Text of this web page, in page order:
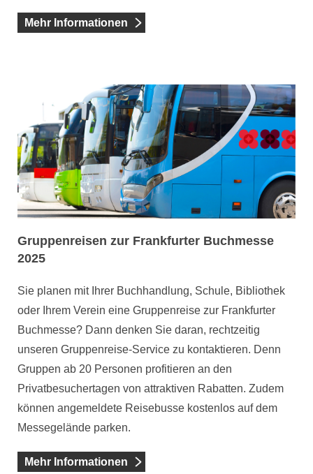
Mehr Informationen
Gruppenreisen zur Frankfurter Buchmesse
2025
Sie planen mit Ihrer Buchhandlung, Schule, Bibliothek
oder Ihrem Verein eine Gruppenreise zur Frankfurter
Buchmesse? Dann denken Sie daran, rechtzeitig
unseren Gruppenreise-Service zu kontaktieren. Denn
Gruppen ab 20 Personen profitieren an den
Privatbesuchertagen von attraktiven Rabatten. Zudem
können angemeldete Reisebusse kostenlos auf dem
Messegelände parken.
Mehr Informationen